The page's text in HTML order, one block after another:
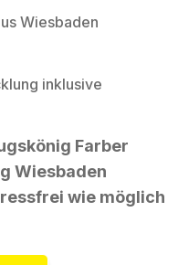
Wiesbaden
inklusive
Farber
Wiesbaden
wie möglich